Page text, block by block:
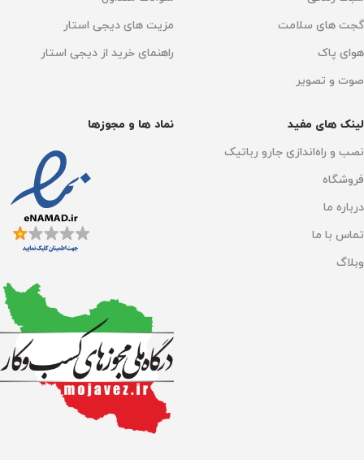
گجت های سلامت
هوای پاک
صوت و تصویر
مزیت های دیجی استار
راهنمای خرید از دیجی استار
لینک های مفید
نصب و راه‌اندازی جارو رباتیک
فروشگاه
درباره ما
تماس با ما
وبلاگ
نماد ها و مجوزها